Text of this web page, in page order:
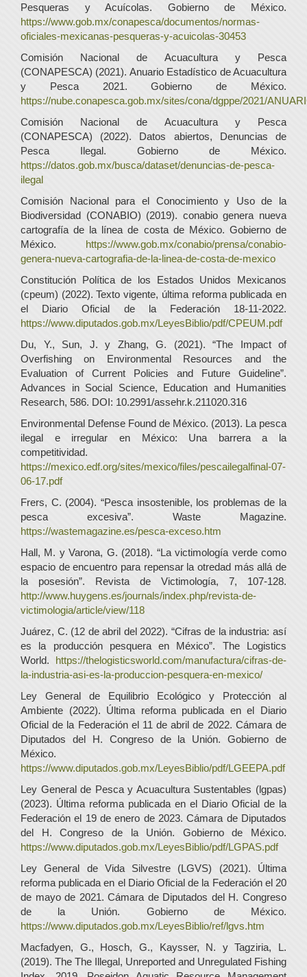
Pesqueras y Acuícolas. Gobierno de México.
https://www.gob.mx/conapesca/documentos/normas-
oficiales-mexicanas-pesqueras-y-acuicolas-30453
Comisión Nacional de Acuacultura y Pesca
(CONAPESCA) (2021). Anuario Estadístico de Acuacultura
y Pesca 2021. Gobierno de México.
https://nube.conapesca.gob.mx/sites/cona/dgppe/2021/
Comisión Nacional de Acuacultura y Pesca
(CONAPESCA) (2022). Datos abiertos, Denuncias de
Pesca Ilegal. Gobierno de México.
https://datos.gob.mx/busca/dataset/denuncias-de-pesca-
ilegal
Comisión Nacional para el Conocimiento y Uso de la
Biodiversidad (CONABIO) (2019). conabio genera nueva
cartografía de la línea de costa de México. Gobierno de
México. https://www.gob.mx/conabio/prensa/conabio-
genera-nueva-cartografia-de-la-linea-de-costa-de-mexico
Constitución Política de los Estados Unidos Mexicanos
(cpeum) (2022). Texto vigente, última reforma publicada en
el Diario Oficial de la Federación 18-11-2022.
https://www.diputados.gob.mx/LeyesBiblio/pdf/CPEUM.pdf
Du, Y., Sun, J. y Zhang, G. (2021). “The Impact of
Overfishing on Environmental Resources and the
Evaluation of Current Policies and Future Guideline”.
Advances in Social Science, Education and Humanities
Research, 586. DOI: 10.2991/assehr.k.211020.316
Environmental Defense Found de México. (2013). La pesca
ilegal e irregular en México: Una barrera a la
competitividad.
https://mexico.edf.org/sites/mexico/files/pescailegalfinal-07-
06-17.pdf
Frers, C. (2004). “Pesca insostenible, los problemas de la
pesca excesiva”. Waste Magazine.
https://wastemagazine.es/pesca-exceso.htm
Hall, M. y Varona, G. (2018). “La victimología verde como
espacio de encuentro para repensar la otredad más allá de
la posesión”. Revista de Victimología, 7, 107-128.
http://www.huygens.es/journals/index.php/revista-de-
victimologia/article/view/118
Juárez, C. (12 de abril del 2022). “Cifras de la industria: así
es la producción pesquera en México”. The Logistics
World. https://thelogisticsworld.com/manufactura/cifras-de-
la-industria-asi-es-la-produccion-pesquera-en-mexico/
Ley General de Equilibrio Ecológico y Protección al
Ambiente (2022). Última reforma publicada en el Diario
Oficial de la Federación el 11 de abril de 2022. Cámara de
Diputados del H. Congreso de la Unión. Gobierno de
México.
https://www.diputados.gob.mx/LeyesBiblio/pdf/LGEEPA.pdf
Ley General de Pesca y Acuacultura Sustentables (lgpas)
(2023). Última reforma publicada en el Diario Oficial de la
Federación el 19 de enero de 2023. Cámara de Diputados
del H. Congreso de la Unión. Gobierno de México.
https://www.diputados.gob.mx/LeyesBiblio/pdf/LGPAS.pdf
Ley General de Vida Silvestre (LGVS) (2021). Última
reforma publicada en el Diario Oficial de la Federación el 20
de mayo de 2021. Cámara de Diputados del H. Congreso
de la Unión. Gobierno de México.
https://www.diputados.gob.mx/LeyesBiblio/ref/lgvs.htm
Macfadyen, G., Hosch, G., Kaysser, N. y Tagziria, L.
(2019). The The Illegal, Unreported and Unregulated Fishing